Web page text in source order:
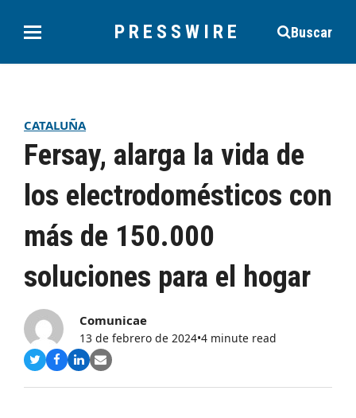
PRESSWIRE Buscar
CATALUÑA
Fersay, alarga la vida de
los electrodomésticos con
más de 150.000
soluciones para el hogar
Comunicae
13 de febrero de 2024•4 minute read
Compartir
Twitter
Compartir
Facebook
Compartir
LinkedIn
Share
Email